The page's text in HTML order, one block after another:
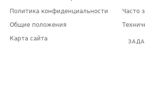
Политика конфиденциальности
Общие положения
Карта сайта
Часто